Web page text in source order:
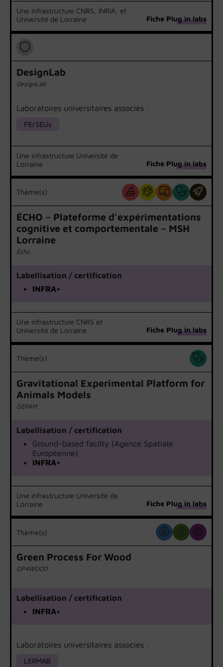
Une infrastructure CNRS, INRIA, et
Université de Lorraine
Fiche Plug in labs
DesignLab
DesignLab
Laboratoires universitaires associés :
PErSEUs
Une infrastructure Université de
Lorraine
Fiche Plug in labs
Thème(s)
ÉCHO – Plateforme d’expérimentations
cognitive et comportementale – MSH
Lorraine
Écho
Labellisation / certification
INFRA+
Une infrastructure CNRS et
Université de Lorraine
Fiche Plug in labs
Thème(s)
Gravitational Experimental Platform for
Animals Models
GEPAM
Labellisation / certification
Ground-based facilty (Agence Spatiale
Européenne)
INFRA+
Une infrastructure Université de
Lorraine
Fiche Plug in labs
Thème(s)
Green Process For Wood
GP4WOOD
Labellisation / certification
INFRA+
Laboratoires universitaires associés :
LERMAB